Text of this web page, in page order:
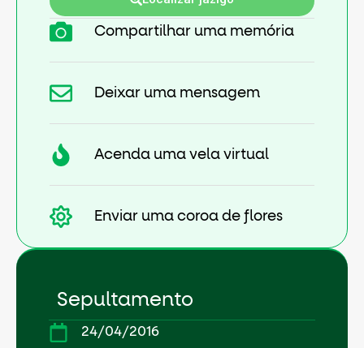
Compartilhar uma memória
Deixar uma mensagem
Acenda uma vela virtual
Enviar uma coroa de flores
Sepultamento
24/04/2016